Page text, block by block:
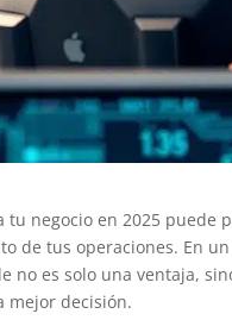
negocio en 2025 puede
de tus operaciones. En
no es solo una ventaja,
mejor decisión.